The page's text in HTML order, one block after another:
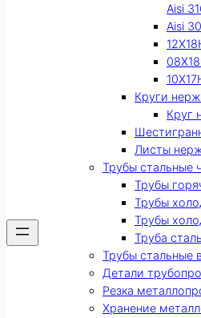
Aisi
Aisi
Круги
Круг
Листы
Трубы стальные
Трубы
Трубы
Трубы
Труба
Трубы стальные
Детали
Резка
Хранение